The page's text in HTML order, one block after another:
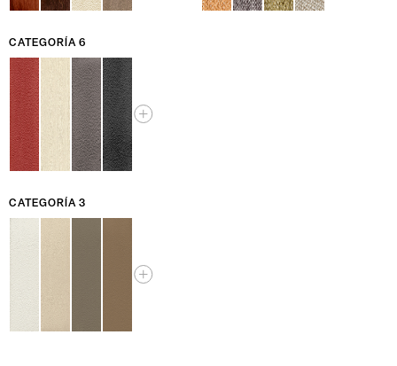
CATEGORÍA 6
CATEGORÍA 3